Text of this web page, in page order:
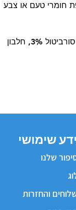
חומרי טעם או צבע
כבש 52%, מוצרים ממקור כבש 35.5%, גליצרין 4%, סורביטול 3%, חלבון
שימושי
שלנו
והחזרות